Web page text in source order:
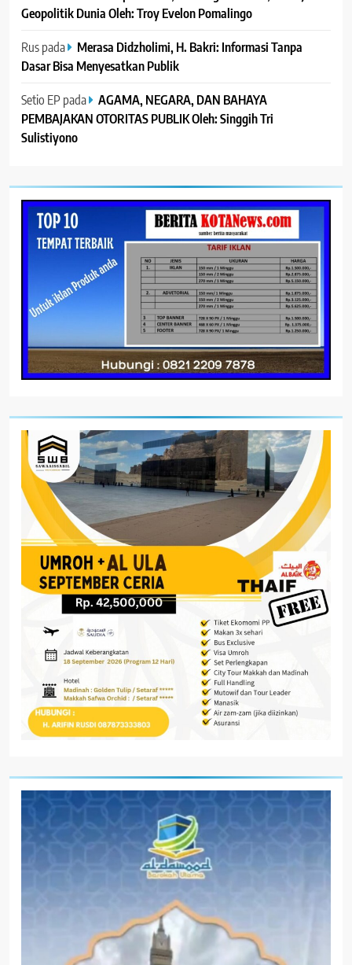
Geopolitik Dunia Oleh: Troy Evelon Pomalingo
Ruspada
Merasa Didzholimi, H. Bakri: Informasi Tanpa
Dasar Bisa Menyesatkan Publik
Setio EP pada
AGAMA, NEGARA, DAN BAHAYA
PEMBAJAKAN OTORITAS PUBLIK Oleh: Singgih Tri
Sulistiyono